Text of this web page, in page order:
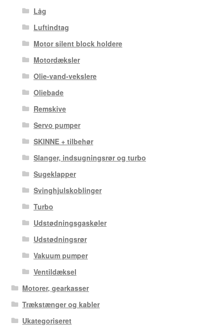
Låg
Luftindtag
Motor silent block holdere
Motordæksler
Olie-vand-vekslere
Oliebade
Remskive
Servo pumper
SKINNE + tilbehør
Slanger, indsugningsrør og turbo
Sugeklapper
Svinghjulskoblinger
Turbo
Udstødningsgaskøler
Udstødningsrør
Vakuum pumper
Ventildæksel
Motorer, gearkasser
Trækstænger og kabler
Ukategoriseret